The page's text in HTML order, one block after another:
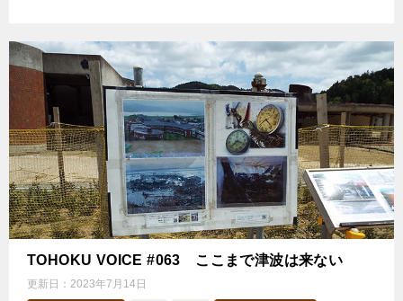
TOHOKU VOICE #063 ここまで津波は来ない
更新日： 2023年7月14日